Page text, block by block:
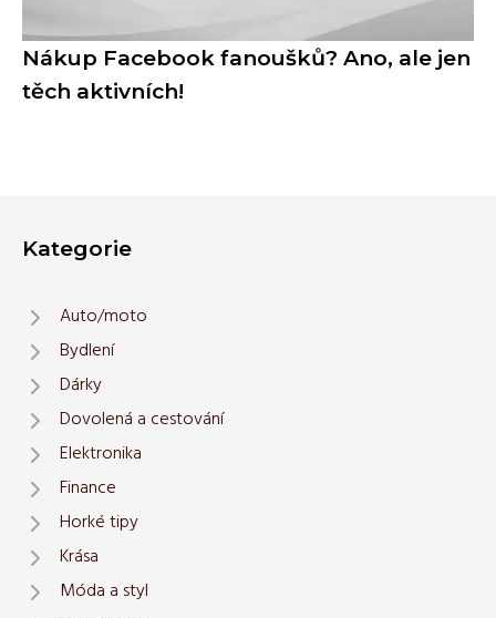
Nákup Facebook fanoušků? Ano, ale jen
těch aktivních!
Kategorie
Auto/moto
Bydlení
Dárky
Dovolená a cestování
Elektronika
Finance
Horké tipy
Krása
Móda a styl